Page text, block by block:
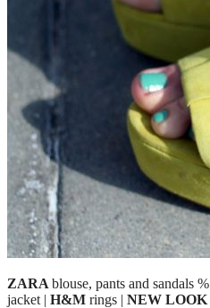
ZARA blouse, pants and sandals %
jacket | H&M rings | NEW LOOK